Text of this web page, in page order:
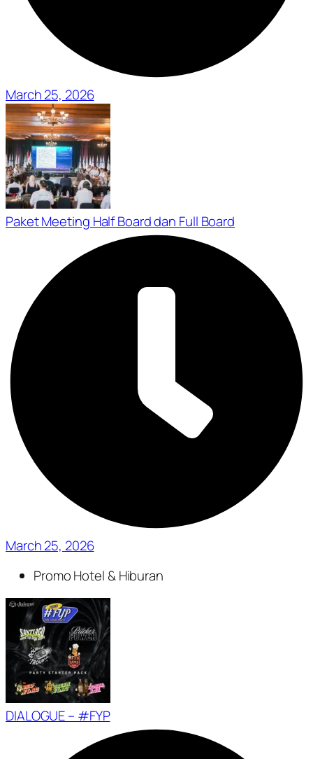
March 25, 2026
Paket Meeting Half Board dan Full Board
March 25, 2026
Promo Hotel & Hiburan
DIALOGUE – #FYP